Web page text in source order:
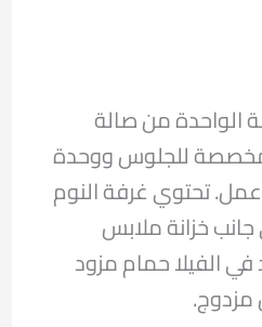
الواحدة من صالة
للجلوس ووحدة
عمل. تحتوي غرفة النوم
جانب خزانة ملابس
الفيلا حمام مزود